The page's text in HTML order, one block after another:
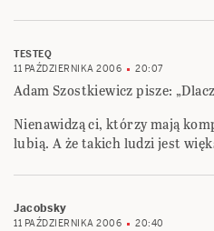
TESTEQ
11 PAŹDZIERNIKA 2006
20:07
Adam Szostkiewicz pisze:
Nienawidzą ci, którzy mają
lubią. A że takich ludzi jest
Jacobsky
11 PAŹDZIERNIKA 2006 20:40